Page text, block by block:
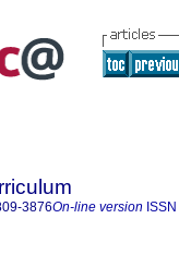
3876On-line version ISSN